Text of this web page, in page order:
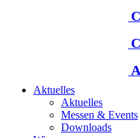
Aktuelles
Aktuelles
Messen & Events
Downloads